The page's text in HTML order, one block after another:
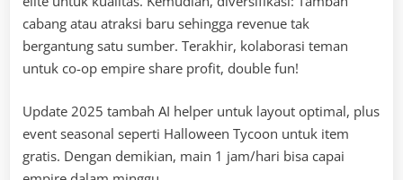
cabang atau atraksi baru sehingga revenue tak
bergantung satu sumber. Terakhir, kolaborasi teman
untuk co-op empire share profit, double fun!
Update 2025 tambah AI helper untuk layout optimal, plus
event seasonal seperti Halloween Tycoon untuk item
gratis. Dengan demikian, main 1 jam/hari bisa capai